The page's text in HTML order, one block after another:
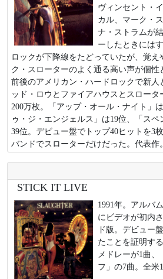
ヴィンセント・
カル、マーク・
ナ・ストラムが
ーしたときには
ロックが下降線をたどっていたが、覚
ク・スローターのよく通る高い声が個性
前後のアメリカン・ハードロックで新人
ッド・ロウとファイアハウスとスロータ
200万枚。「アップ・オール・ナイト」
ゥ・ジ・エンジェルス」は19位、「ス
39位。デビュー盤でトップ40ヒットを3
バンドでスローターだけだった。代表作。
STICK IT LIVE
1991年。アルバ
にビデオが初内
ド版。デビュー
たことを証明す
メドレーが1曲
フ」の7曲。全米